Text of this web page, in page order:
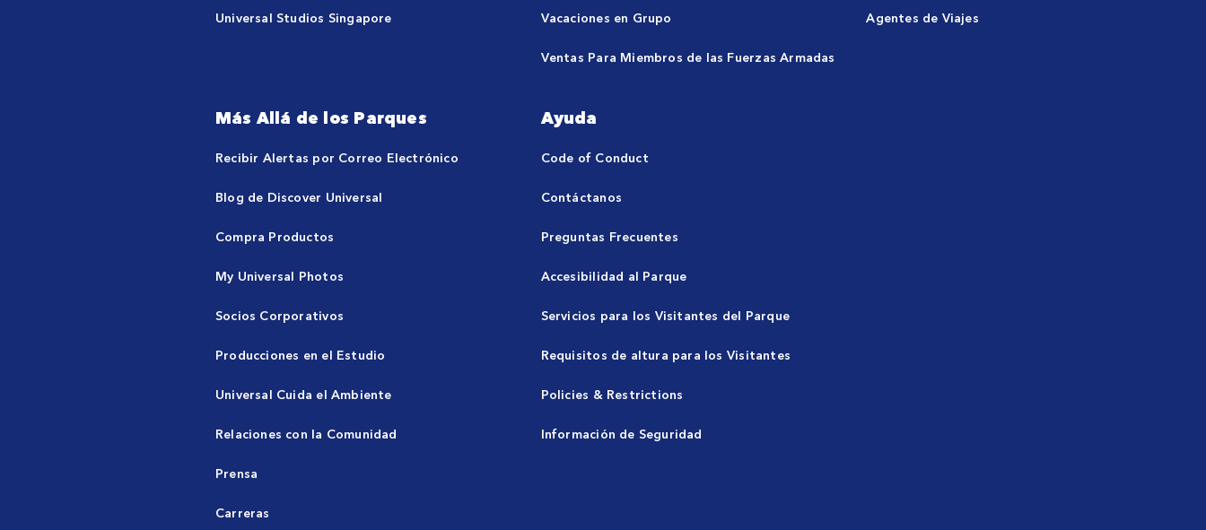
Universal Studios Singapore Vacaciones en Grupo
Ventas Para Miembros de las Fuerzas Armadas
Agentes de Viajes
Más Allá de los Parques
Recibir Alertas por Correo Electrónico
Blog de Discover Universal
Compra Productos
My Universal Photos
Socios Corporativos
Producciones en el Estudio
Universal Cuida el Ambiente
Relaciones con la Comunidad
Prensa
Carreras
Ayuda
Code of Conduct
Contáctanos
Preguntas Frecuentes
Accesibilidad al Parque
Servicios para los Visitantes del Parque
Requisitos de altura para los Visitantes
Policies & Restrictions
Información de Seguridad